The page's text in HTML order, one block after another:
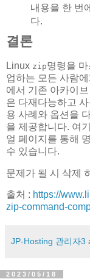
내용을 한 번
다.
결론
Linux zip명령을
업하는 모든 사람
에서 기존 아카이
은 다재다능하고
용 사례와 옵션을
을 제공합니다. 여
얼 페이지를 통해
수 있습니다.
문제가 될 시 삭제
출처 : https://
zip-command-
JP-Hosting 관리자3
2023/05/18